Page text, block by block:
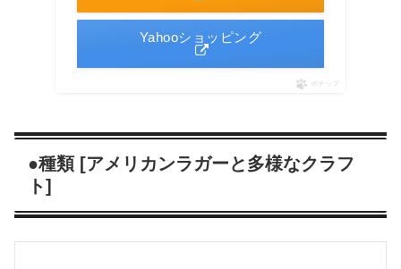
Yahooショッピング
ポチップ
●種類 [アメリカンラガーと多様なクラフ
ト]